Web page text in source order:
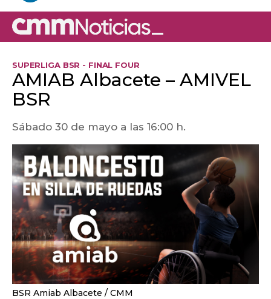
SUPERLIGA BSR - FINAL FOUR
AMIAB Albacete – AMIVEL
BSR
Sábado 30 de mayo a las 16:00 h.
BSR Amiab Albacete CMM